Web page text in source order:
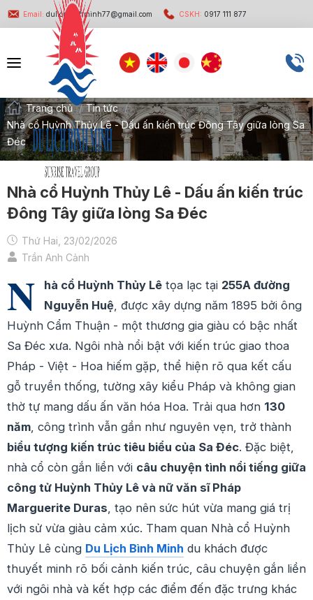
Email: dulichbinhminh77@gmail.com CSKH: 0917 111 877
Trang chủ / Tin tức /
Nhà cổ Huỳnh Thủy Lê - Dấu ấn kiến trúc Đông Tây giữa lòng Sa
Đéc
Nhà cổ Huỳnh Thủy Lê - Dấu ấn kiến trúc
Đông Tây giữa lòng Sa Đéc
Thứ Hai, 23/02/2026
Trần Anh Cảnh
N hà cổ Huỳnh Thủy Lê tọa lạc tại 255A đường
Nguyễn Huệ , được xây dựng năm 1895 bởi ông
Huỳnh Cẩm Thuận - một thương gia giàu có bậc nhất
Sa Đéc xưa. Ngôi nhà nổi bật với kiến trúc giao thoa
Pháp - Việt - Hoa hiếm gặp, thể hiện rõ qua kết cấu
gỗ truyền thống, tường xây kiểu Pháp và không gian
thờ tự mang dấu ấn văn hóa Hoa. Trải qua hơn 130
năm , công trình vẫn gần như nguyên vẹn, trở thành
biểu tượng kiến trúc tiêu biểu của Sa Đéc. Đặc biệt,
nhà cổ còn gắn liền với câu chuyện tình nổi tiếng giữa
công tử Huỳnh Thủy Lê và nữ văn sĩ Pháp
Marguerite Duras , tạo nên sức hút vừa mang giá trị
lịch sử vừa giàu cảm xúc. Tham quan Nhà cổ Huỳnh
Thủy Lê cùng Du Lịch Bình Minh du khách được
thuyết minh rõ bối cảnh kiến trúc, câu chuyện gắn liền
với ngôi nhà và kết hợp các điểm đến đặc trưng khác